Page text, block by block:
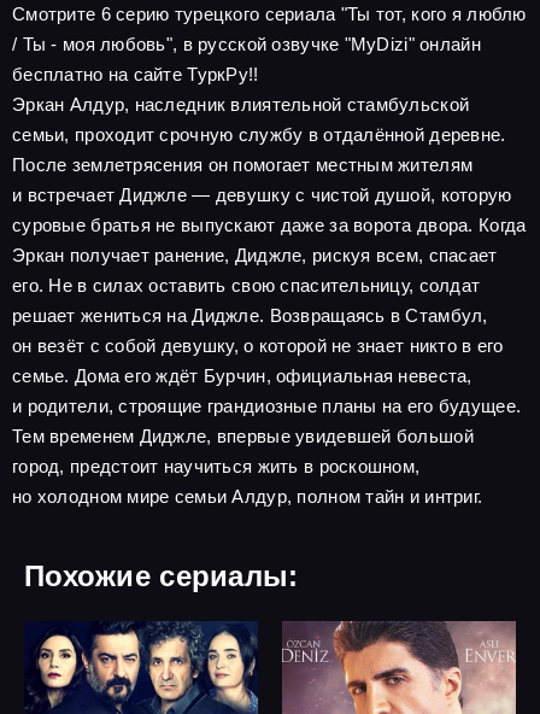
Смотрите 6 серию турецкого сериала "Ты тот, кого я люблю
/ Ты - моя любовь", в русской озвучке "MyDizi" онлайн
бесплатно на сайте ТуркРу!!
Эркан Алдур, наследник влиятельной стамбульской
семьи, проходит срочную службу в отдалённой деревне.
После землетрясения он помогает местным жителям
и встречает Диджле — девушку с чистой душой, которую
суровые братья не выпускают даже за ворота двора. Когда
Эркан получает ранение, Диджле, рискуя всем, спасает
его. Не в силах оставить свою спасительницу, солдат
решает жениться на Диджле. Возвращаясь в Стамбул,
он везёт с собой девушку, о которой не знает никто в его
семье. Дома его ждёт Бурчин, официальная невеста,
и родители, строящие грандиозные планы на его будущее.
Тем временем Диджле, впервые увидевшей большой
город, предстоит научиться жить в роскошном,
но холодном мире семьи Алдур, полном тайн и интриг.
Похожие сериалы: